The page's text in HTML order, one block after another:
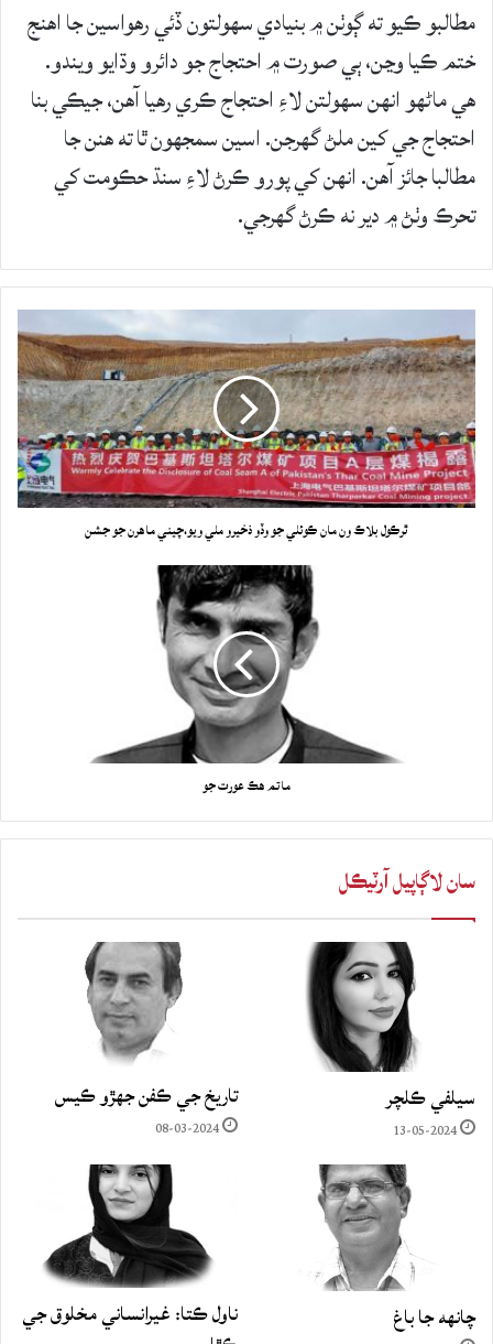
مطالبو ڪيو ته ڳوٺن ۾ بنيادي سھولتون ڏئي رھواسين جا اھنج
ختم ڪيا وڃن، ٻي صورت ۾ احتجاج جو دائرو وڌايو ويندو.
هي ماڻهو انهن سهولتن لاءِ احتجاج ڪري رهيا آهن، جيڪي بنا
احتجاج جي کين ملڻ گهرجن. اسين سمجهون ٿا ته هنن جا
مطالبا جائز آهن. انهن کي پورو ڪرڻ لاءِ سنڌ حڪومت کي
تحرڪ وٺڻ ۾ دير نه ڪرڻ گهرجي.
ٿرڪول بلاڪ ون مان ڪوئلي جو وڏو ذخيرو ملي ويو،چيني ماهرن جو جشن
ماتم هڪ عورت جو
سان لاڳاپيل آرٽيڪل
سيلفي ڪلچر
13-05-2024
تاريخ جي ڪفن جھڙو ڪيس
08-03-2024
چانهه جا باغ
ناول ڪتا: غيرانساني مخلوق جي